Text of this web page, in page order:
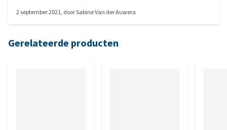
2 september 2021, doorSabine Van der Auwera
Gerelateerde producten